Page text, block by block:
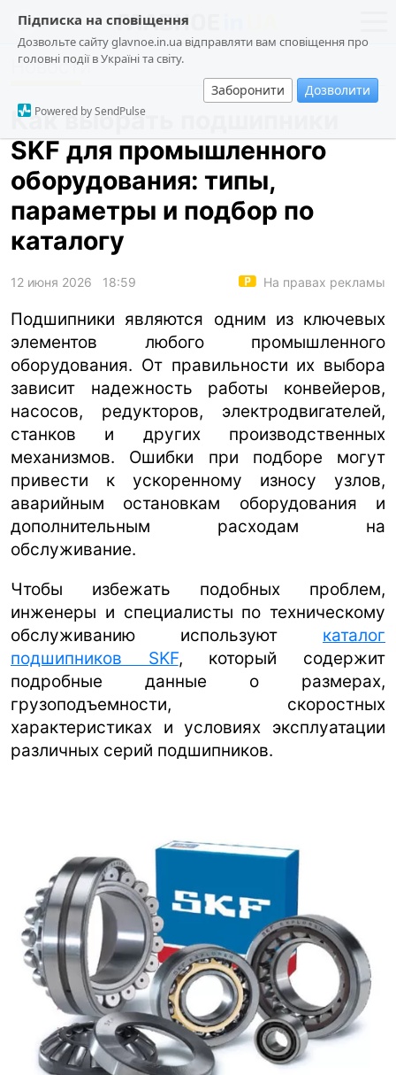
Підписка на сповіщення
Дозвольте сайту glavnoe.in.ua відправляти вам сповіщення про
головні події в Україні та світу.
Заборонити Дозволити
Powered by SendPulse
новости
о проекте
общество
происшествия
криминал
техно
лонгриды
харьков
архив
gambling
ua ru en
Новости
Как выбрать подшипники
SKF для промышленного
оборудования: типы,
параметры и подбор по
каталогу
12 июня 2026 18:59 На правах рекламы
Подшипники являются одним из ключевых
элементов любого промышленного
оборудования. От правильности их выбора
зависит надежность работы конвейеров,
насосов, редукторов, электродвигателей,
станков и других производственных
механизмов. Ошибки при подборе могут
привести к ускоренному износу узлов,
аварийным остановкам оборудования и
дополнительным расходам на
обслуживание.
Чтобы избежать подобных проблем,
инженеры и специалисты по техническому
обслуживанию используют каталог
подшипников SKF, который содержит
подробные данные о размерах,
грузоподъемности, скоростных
характеристиках и условиях эксплуатации
различных серий подшипников.